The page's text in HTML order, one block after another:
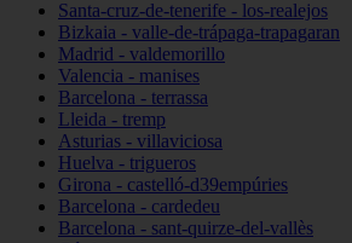
Santa-cruz-de-tenerife - los-realejos
Bizkaia - valle-de-trápaga-trapagaran
Madrid - valdemorillo
Valencia - manises
Barcelona - terrassa
Lleida - tremp
Asturias - villaviciosa
Huelva - trigueros
Girona - castelló-d39empúries
Barcelona - cardedeu
Barcelona - sant-quirze-del-vallès